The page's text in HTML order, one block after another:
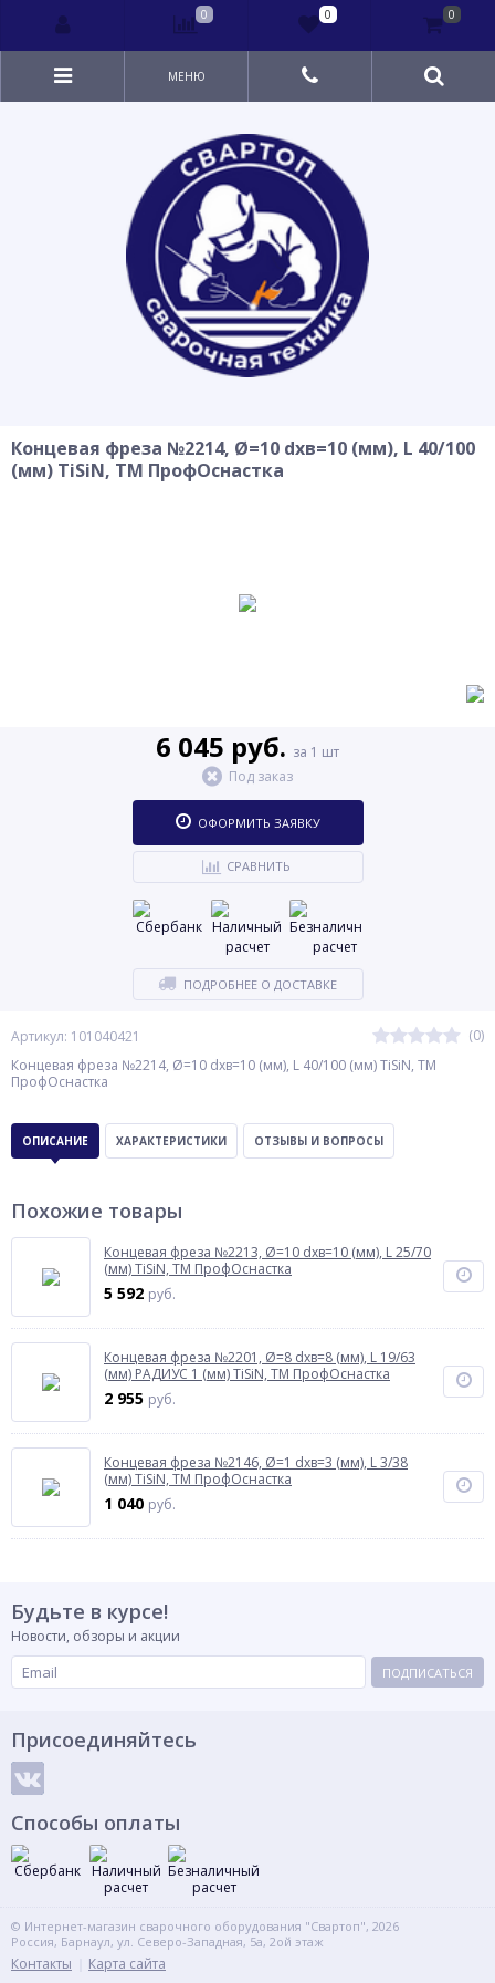
МЕНЮ
Концевая фреза №2214, Ø=10 dхв=10 (мм), L 40/100
(мм) TiSiN, ТМ ПрофОснастка
Артикул: 101040421
(0)
Концевая фреза №2214, Ø=10 dхв=10 (мм), L 40/100 (мм) TiSiN, ТМ
ПрофОснастка
6 045 руб. за 1 шт
Под заказ
ОФОРМИТЬ ЗАЯВКУ
СРАВНИТЬ
ПОДРОБНЕЕ О ДОСТАВКЕ
ОПИСАНИЕ ХАРАКТЕРИСТИКИ ОТЗЫВЫ И ВОПРОСЫ
Похожие товары
Концевая фреза №2213, Ø=10 dхв=10 (мм), L 25/70
(мм) TiSiN, ТМ ПрофОснастка
5 592 руб.
Концевая фреза №2201, Ø=8 dхв=8 (мм), L 19/63
(мм) РАДИУС 1 (мм) TiSiN, ТМ ПрофОснастка
2 955 руб.
Концевая фреза №2146, Ø=1 dхв=3 (мм), L 3/38
(мм) TiSiN, ТМ ПрофОснастка
1 040 руб.
Будьте в курсе!
Новости, обзоры и акции
ПОДПИСАТЬСЯ
Присоединяйтесь
Способы оплаты
© Интернет-магазин сварочного оборудования "Свартоп", 2026
Россия, Барнаул, ул. Северо-Западная, 5а, 2ой этаж
Контакты Карта сайта
0 0 0